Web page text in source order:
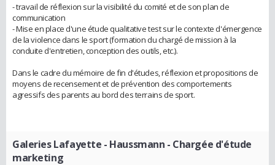
- travail de réflexion sur la visibilité du comité et de son plan de
communication
- Mise en place d'une étude qualitative test sur le contexte d'émergence
de la violence dans le sport (formation du chargé de mission à la
conduite d'entretien, conception des outils, etc.).
Dans le cadre du mémoire de fin d'études, réflexion et propositions de
moyens de recensement et de prévention des comportements
agressifs des parents au bord des terrains de sport.
Galeries Lafayette - Haussmann - Chargée d'étude
marketing